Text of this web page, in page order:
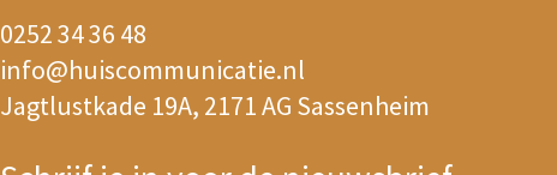
0252 34 36 48
info@huiscommunicatie.nl
Jagtlustkade 19A, 2171 AG Sassenheim